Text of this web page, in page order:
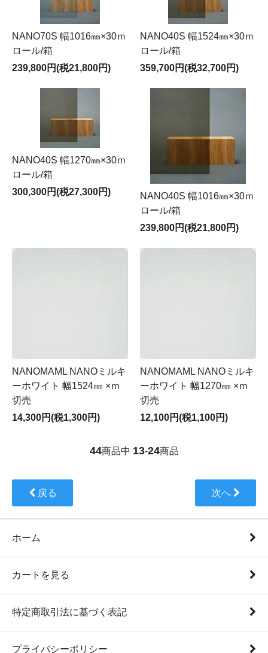
NANO70S 幅1016㎜×30ｍ
ロール/箱
239,800円(税21,800円)
NANO40S 幅1524㎜×30ｍ
ロール/箱
359,700円(税32,700円)
NANO40S 幅1270㎜×30ｍ
ロール/箱
300,300円(税27,300円)
NANO40S 幅1016㎜×30ｍ
ロール/箱
239,800円(税21,800円)
NANOMAML NANOミルキ
ーホワイト 幅1524㎜ ×ｍ
切売
14,300円(税1,300円)
NANOMAML NANOミルキ
ーホワイト 幅1270㎜ ×ｍ
切売
12,100円(税1,100円)
44商品中 13-24商品
戻る 次へ
ホーム
カートを見る
特定商取引法に基づく表記
プライバシーポリシー